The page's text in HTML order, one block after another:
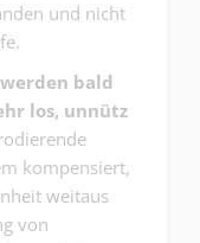
und nicht
bald
los, unnütz
kompensiert,
weitaus
von